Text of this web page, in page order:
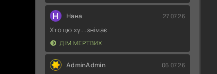
Н Нана 27.07.26
Хто цю ху....знімає
ДІМ МЕРТВИХ
AdminAdmin 06.07.26